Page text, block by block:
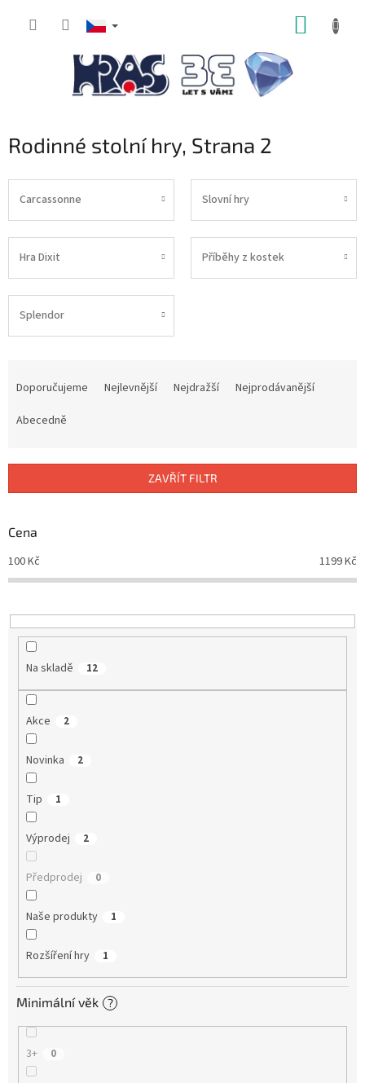
Rodinné stolní hry, Strana 2
Carcassonne Slovní hry
Hra Dixit Příběhy z kostek
Splendor
r
d
k
t
Doporučujeme Nejlevnější Nejdražší
Nejprodávanější
Abecedně
ZAVŘÍT FILTR
Cena
100Kč 1199Kč
Na skladě 12
Akce 2
Novinka 2
Tip 1
Výprodej 2
Předprodej 0
Naše produkty 1
Rozšíření hry 1
Minimální věk ?
3+ 0